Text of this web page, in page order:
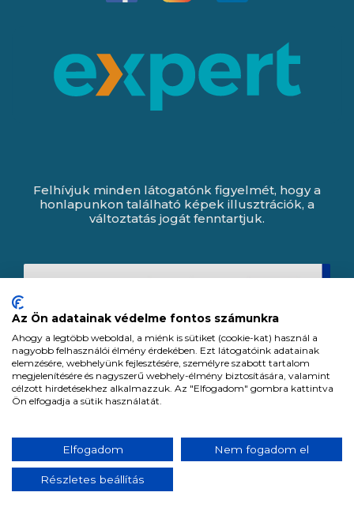
Felhívjuk minden látogatónk figyelmét, hogy a
honlapunkon található képek illusztrációk, a
változtatás jogát fenntartjuk.
Minden jog fenntartva. All rights reserved.
Tervezte és készítette:
Vision-Software, az Octopus 8 ERP forgalmazója.
Az Ön adatainak védelme fontos számunkra
Ahogy a legtöbb weboldal, a miénk is sütiket (cookie-kat) használ a
nagyobb felhasználói élmény érdekében. Ezt látogatóink adatainak
elemzésére, webhelyünk fejlesztésére, személyre szabott tartalom
megjelenítésére és nagyszerű webhely-élmény biztosítására, valamint
célzott hirdetésekhez alkalmazzuk. Az "Elfogadom" gombra kattintva
Ön elfogadja a sütik használatát.
Elfogadom Nem fogadom el
Részletes beállítás